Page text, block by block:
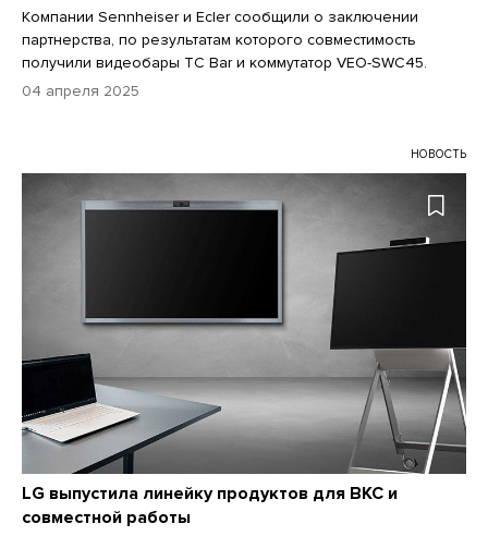
Компании Sennheiser и Ecler сообщили о заключении
партнерства, по результатам которого совместимость
получили видеобары TC Bar и коммутатор VEO-SWC45.
04 апреля 2025
НОВОСТЬ
LG выпустила линейку продуктов для ВКС и
совместной работы